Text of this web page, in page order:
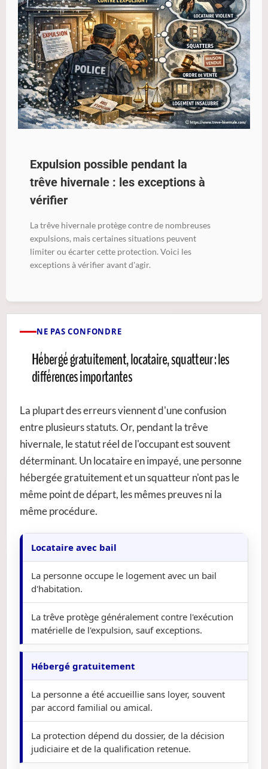
Expulsion possible pendant la
trêve hivernale : les exceptions à
vérifier
La trêve hivernale protège contre de nombreuses
expulsions, mais certaines situations peuvent
limiter ou écarter cette protection. Voici les
exceptions à vérifier avant d'agir.
NE PAS CONFONDRE
Hébergé gratuitement, locataire, squatteur : les
différences importantes
La plupart des erreurs viennent d'une confusion
entre plusieurs statuts. Or, pendant la trêve
hivernale, le statut réel de l'occupant est souvent
déterminant. Un locataire en impayé, une personne
hébergée gratuitement et un squatteur n'ont pas le
même point de départ, les mêmes preuves ni la
même procédure.
Locataire avec bail
La personne occupe le logement avec un bail
d'habitation.
La trêve protège généralement contre l'exécution
matérielle de l'expulsion, sauf exceptions.
Hébergé gratuitement
La personne a été accueillie sans loyer, souvent
par accord familial ou amical.
La protection dépend du dossier, de la décision
judiciaire et de la qualification retenue.